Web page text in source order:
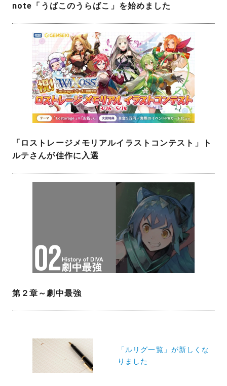
note「うばこのうらばこ」を始めました
「ロストレージメモリアルイラストコンテスト」ト
ルテさんが佳作に入選
第２章～劇中最強
「ルリグ一覧」が新しくな
りました